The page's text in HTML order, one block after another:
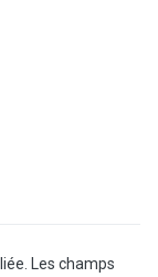
Les champs